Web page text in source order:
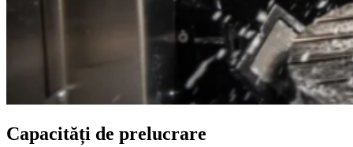
Capacități de prelucrare